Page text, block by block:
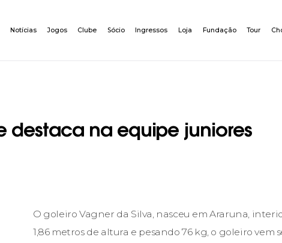
Notícias Jogos Clube Sócio Ingressos Loja Fundação Tour
destaca na equipe juniores
O goleiro Vagner da Silva, nasceu em Araruna,
1,86 metros de altura e pesando 76 kg, o goleiro